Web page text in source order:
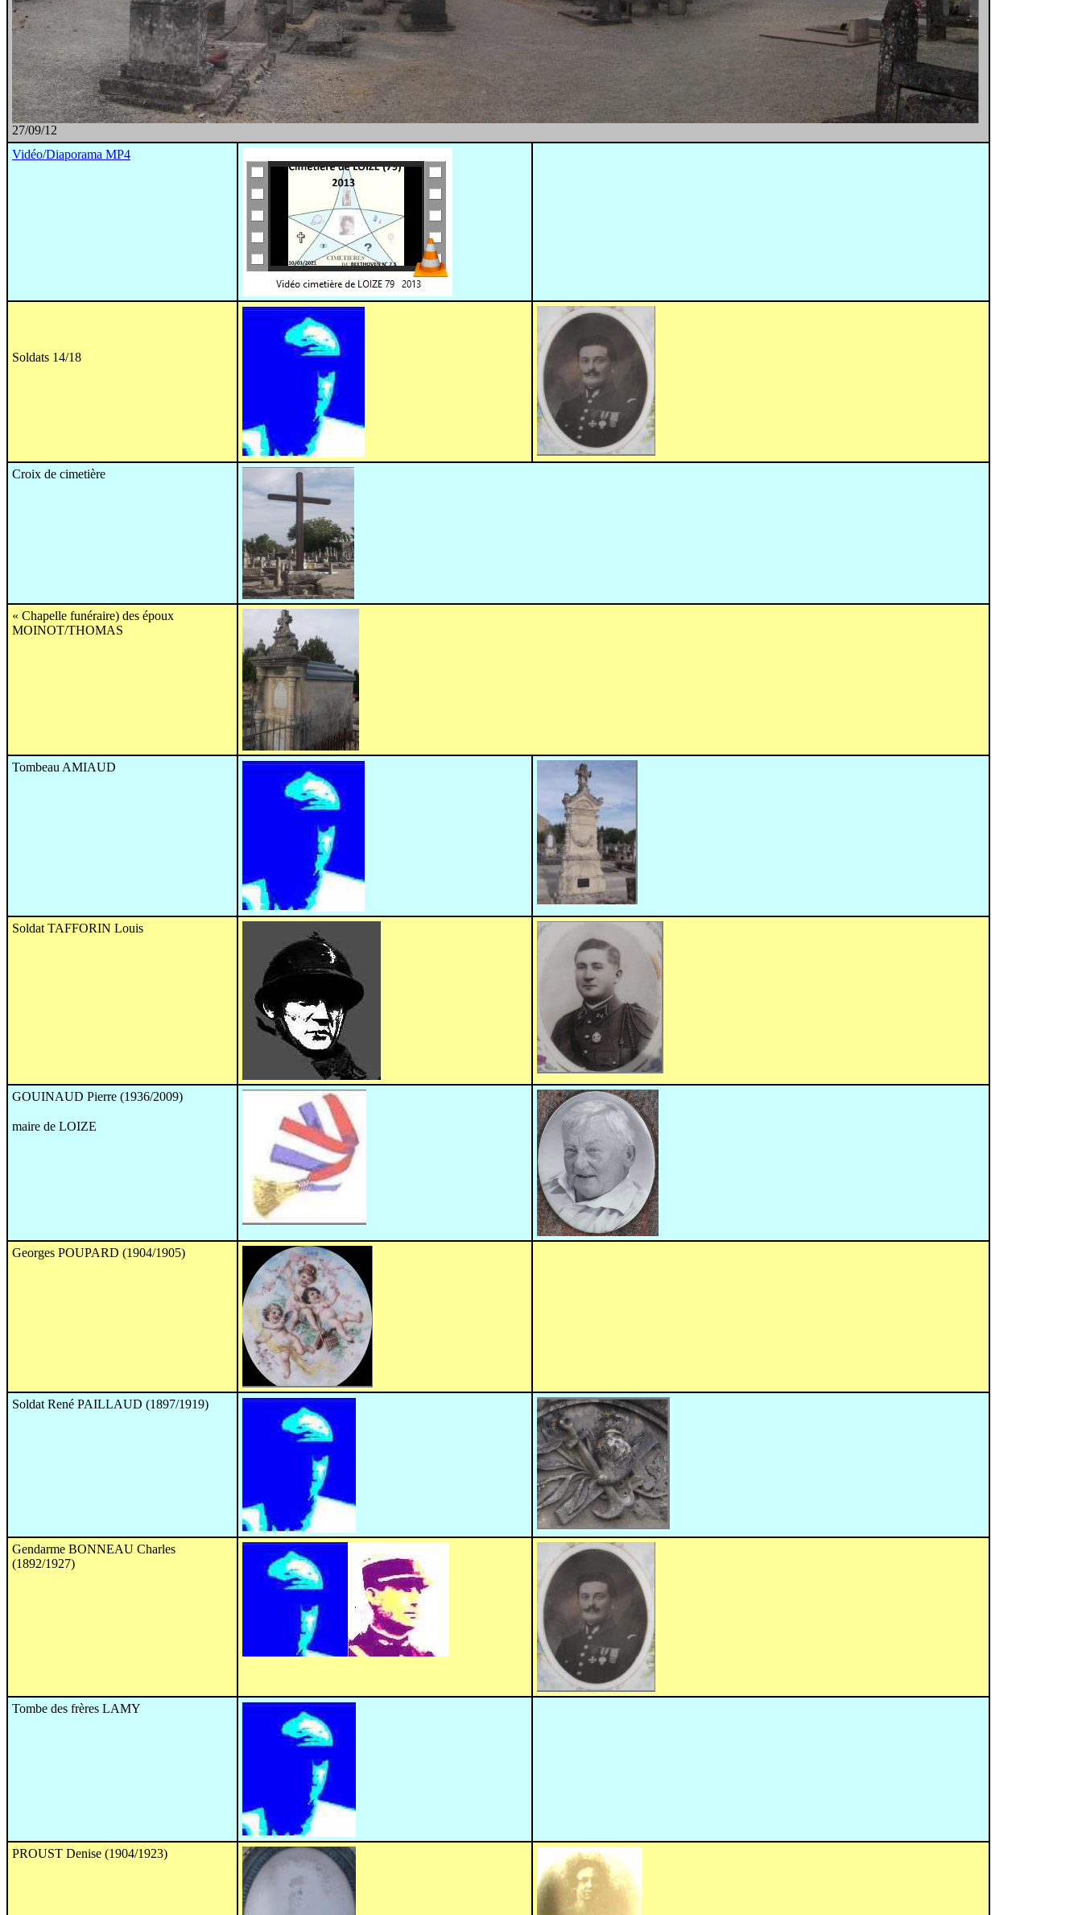
27/09/12
Vidéo/Diaporama MP4
Soldats 14/18
Croix de cimetière
« Chapelle funéraire) des époux
MOINOT/THOMAS
Tombeau AMIAUD
Soldat TAFFORIN Louis
GOUINAUD Pierre (1936/2009)
maire de LOIZE
Georges POUPARD (1904/1905)
Soldat René PAILLAUD (1897/1919)
Gendarme BONNEAU Charles
(1892/1927)
Tombe des frères LAMY
PROUST Denise (1904/1923)